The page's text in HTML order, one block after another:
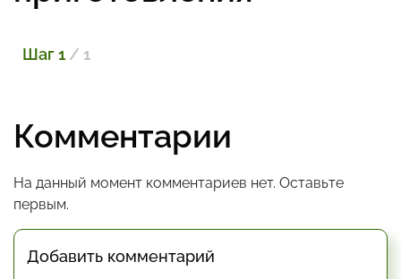
Шаг 1 / 1
Комментарии
На данный момент комментариев нет. Оставьте
первым.
Добавить комментарий